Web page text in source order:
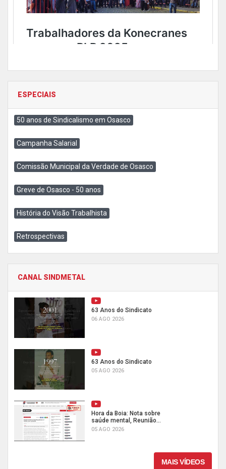
ESPECIAIS
50 anos de Sindicalismo em Osasco
Campanha Salarial
Comissão Municipal da Verdade de Osasco
Greve de Osasco - 50 anos
História do Visão Trabalhista
Retrospectivas
CANAL SINDMETAL
63 Anos do Sindicato
06 AGO 2026
63 Anos do Sindicato
05 AGO 2026
Hora da Boia: Nota sobre
saúde mental, Reunião...
05 AGO 2026
MAIS VÍDEOS